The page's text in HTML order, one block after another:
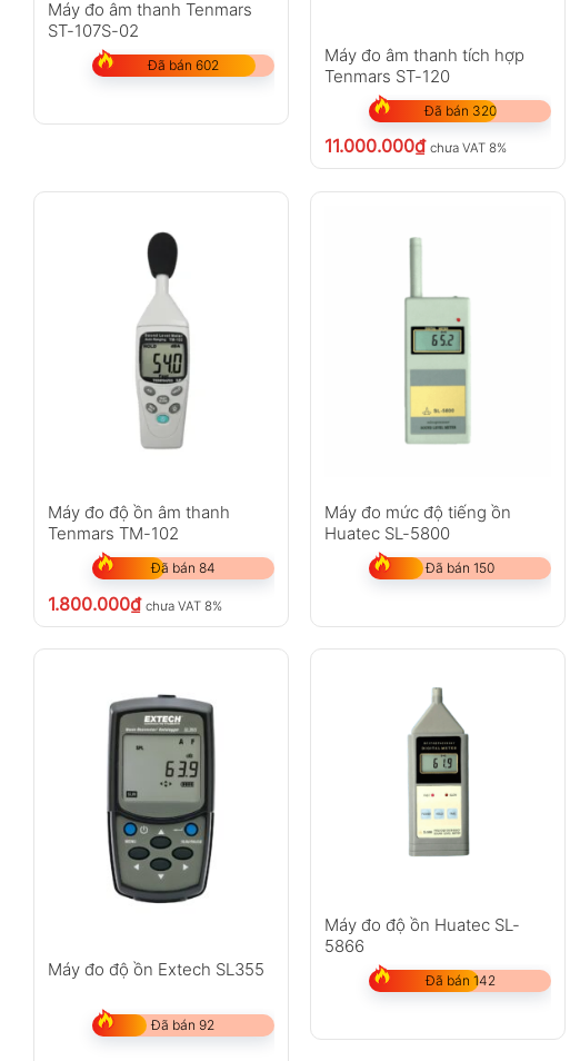
Máy đo âm thanh Tenmars
ST-107S-02
Đã bán 602
Máy đo âm thanh tích hợp
Tenmars ST-120
Đã bán 320
11.000.000₫ chưa VAT 8%
Máy đo độ ồn âm thanh
Tenmars TM-102
Đã bán 84
1.800.000₫ chưa VAT 8%
Máy đo mức độ tiếng ồn
Huatec SL-5800
Đã bán 150
Máy đo độ ồn Extech SL355
Đã bán 92
Máy đo độ ồn Huatec SL-
5866
Đã bán 142